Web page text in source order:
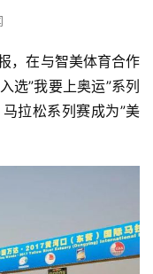
，在与智美体育合作
选”我要上奥运”系列
拉松系列赛成为”美